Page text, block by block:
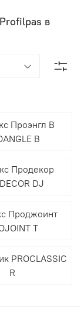
в
Проэнгл В
B
Продекор
DJ
Проджоинт
T
PROCLASSIC
R